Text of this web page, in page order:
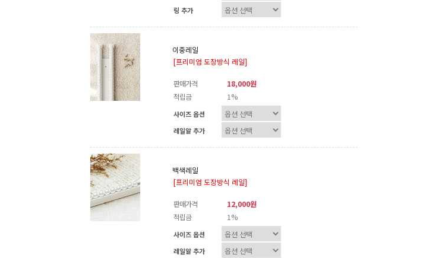
링 추가
이중레일
[프리미엄 도장방식 레일]
판매가격
18,000원
적립금
1%
사이즈 옵션
레일알 추가
백색레일
[프리미엄 도장방식 레일]
판매가격
12,000원
적립금
1%
사이즈 옵션
레일알 추가